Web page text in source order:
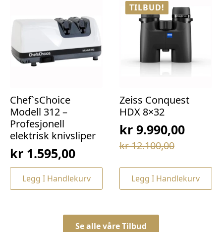
Chef`sChoice
Modell 312 –
Profesjonell
elektrisk knivsliper
kr 1.595,00
Legg I Handlekurv
TILBUD!
Zeiss Conquest
HDX 8×32
kr12.100,00
Opprinnelig
var:
kr 12.100,00.
kr9.990,00
Nåværende
er:
kr 9.990,00.
Legg I Handlekurv
Se alle våre Tilbud